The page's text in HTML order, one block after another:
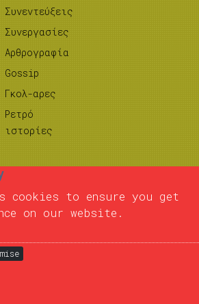
Συνεντεύξεις
Συνεργασίες
Αρθρογραφία
Gossip
Γκολ-αρες
Ρετρό
ιστορίες
cookies to ensure you get
on our website.